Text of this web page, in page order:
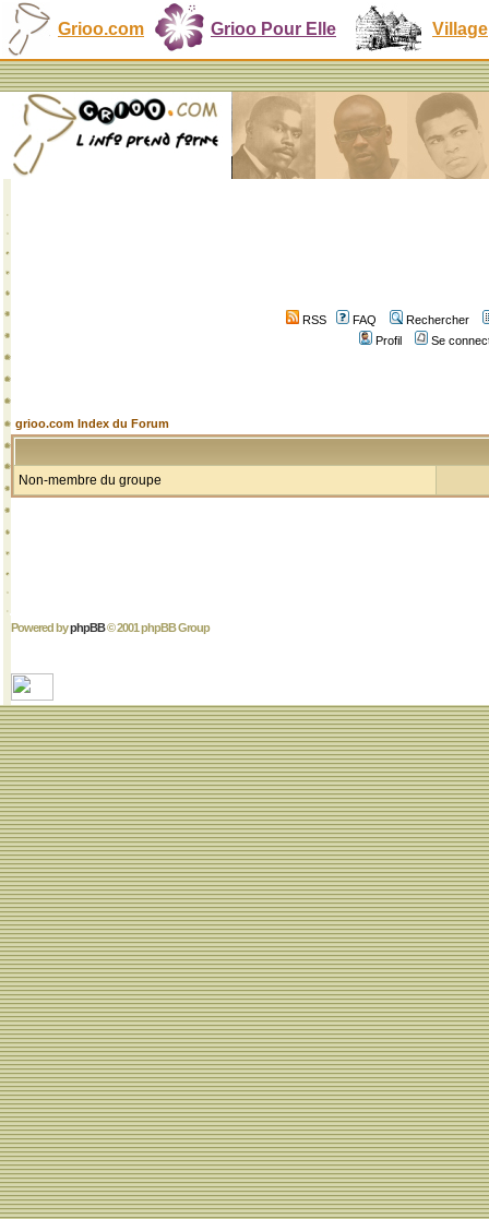
Grioo.com Grioo Pour Elle Village
RSS FAQ
Rechercher
Profil
Se
grioo.com Index du Forum
Non-membre du groupe
Powered byphpBB© 2001 phpBB Group